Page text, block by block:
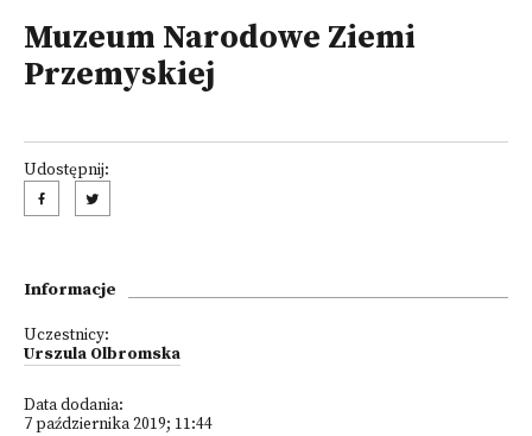
Muzeum Narodowe Ziemi
Przemyskiej
Udostępnij:
Informacje
Uczestnicy:
Urszula Olbromska
Data dodania:
7 października 2019; 11:44